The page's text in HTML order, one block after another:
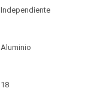
Independiente
Aluminio
18